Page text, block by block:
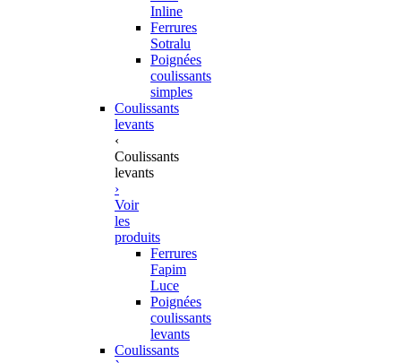
Inline
Ferrures
Sotralu
Poignées
coulissants
simples
Coulissants
levants
‹
Coulissants
levants
›
Voir
les
produits
Ferrures
Fapim
Luce
Poignées
coulissants
levants
Coulissants